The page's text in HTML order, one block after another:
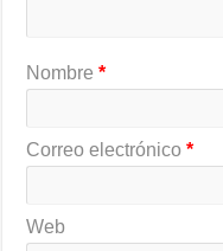
Nombre*
Correo electrónico*
Web